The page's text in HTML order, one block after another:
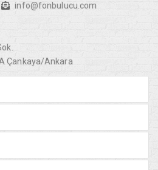
info@fonbulucu.com
Çankaya/Ankara